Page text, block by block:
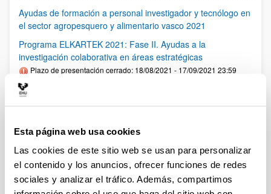
Esta página web usa cookies
Las cookies de este sitio web se usan para personalizar
el contenido y los anuncios, ofrecer funciones de redes
sociales y analizar el tráfico. Además, compartimos
Ayudas de formación a personal investigador y tecnólogo en
el sector agropesquero y alimentario vasco 2021
Programa ELKARTEK 2021: Fase II. Ayudas a la
investigación colaborativa en áreas estratégicas
Plazo de presentación cerrado: 18/08/2021 - 17/09/2021 23:59
Plazo de presentación cerrado: 28/06/2021 - 19/07/2021 23:59
Se ha publicado la propuesta de adjudicación
PIFG20/24: “ Intelligent wireless networks for human-centric
sensing”